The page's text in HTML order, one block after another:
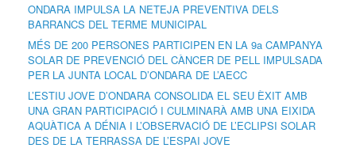
ONDARA IMPULSA LA NETEJA PREVENTIVA DELS
BARRANCS DEL TERME MUNICIPAL
MÉS DE 200 PERSONES PARTICIPEN EN LA 9a CAMPANYA
SOLAR DE PREVENCIÓ DEL CÀNCER DE PELL IMPULSADA
PER LA JUNTA LOCAL D’ONDARA DE L’AECC
L’ESTIU JOVE D’ONDARA CONSOLIDA EL SEU ÈXIT AMB
UNA GRAN PARTICIPACIÓ I CULMINARÀ AMB UNA EIXIDA
AQUÀTICA A DÉNIA I L’OBSERVACIÓ DE L’ECLIPSI SOLAR
DES DE LA TERRASSA DE L’ESPAI JOVE